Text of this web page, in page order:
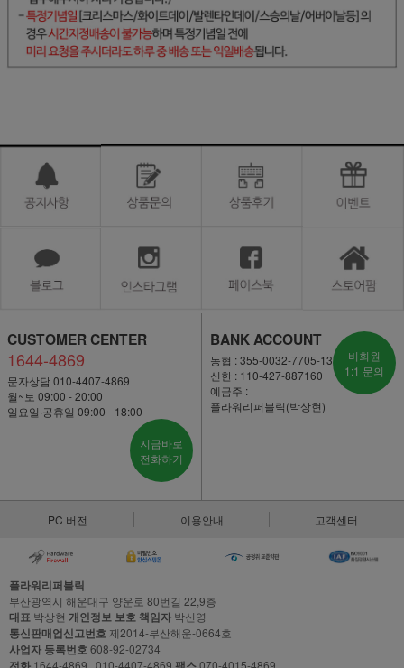
CUSTOMER CENTER
1644-4869
문자상담 010-4407-4869
월~토 09:00 - 20:00
일요일·공휴일 09:00 - 18:00
지금바로
전화하기
BANK ACCOUNT
농협 : 355-0032-7705-13
신한 : 110-427-887160
예금주 :
플라워리퍼블릭(박상현)
비회원
1:1 문의
PC 버전 이용안내 고객센터
플라워리퍼블릭
부산광역시 해운대구 양운로 80번길 22,9층
대표 박상현 개인정보 보호 책임자 박신영
통신판매업신고번호제2014-부산해운-0664호
사업자 등록번호608-92-02734